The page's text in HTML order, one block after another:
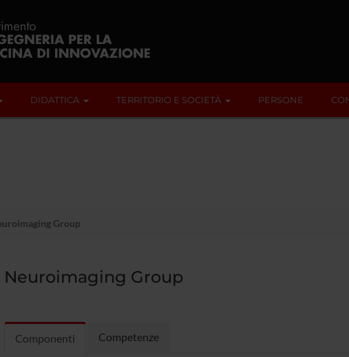
DIDATTICA TERRITORIO E SOCIETÀ PERSONE
Group
Neuroimaging Group
Componenti Competenze